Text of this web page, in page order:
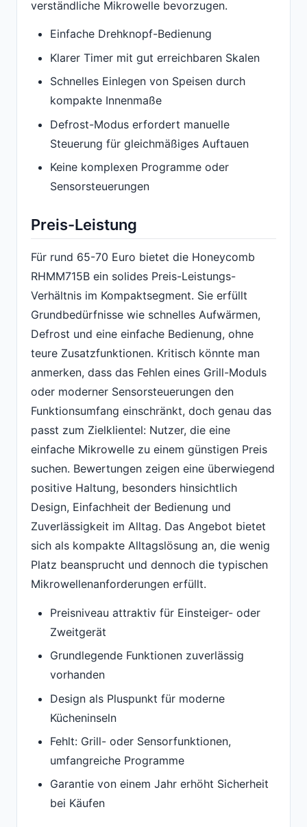
verständliche Mikrowelle bevorzugen.
Einfache Drehknopf-Bedienung
Klarer Timer mit gut erreichbaren Skalen
Schnelles Einlegen von Speisen durch
kompakte Innenmaße
Defrost-Modus erfordert manuelle
Steuerung für gleichmäßiges Auftauen
Keine komplexen Programme oder
Sensorsteuerungen
Preis-Leistung
Für rund 65-70 Euro bietet die Honeycomb
RHMM715B ein solides Preis-Leistungs-
Verhältnis im Kompaktsegment. Sie erfüllt
Grundbedürfnisse wie schnelles Aufwärmen,
Defrost und eine einfache Bedienung, ohne
teure Zusatzfunktionen. Kritisch könnte man
anmerken, dass das Fehlen eines Grill-Moduls
oder moderner Sensorsteuerungen den
Funktionsumfang einschränkt, doch genau das
passt zum Zielklientel: Nutzer, die eine
einfache Mikrowelle zu einem günstigen Preis
suchen. Bewertungen zeigen eine überwiegend
positive Haltung, besonders hinsichtlich
Design, Einfachheit der Bedienung und
Zuverlässigkeit im Alltag. Das Angebot bietet
sich als kompakte Alltagslösung an, die wenig
Platz beansprucht und dennoch die typischen
Mikrowellenanforderungen erfüllt.
Preisniveau attraktiv für Einsteiger- oder
Zweitgerät
Grundlegende Funktionen zuverlässig
vorhanden
Design als Pluspunkt für moderne
Kücheninseln
Fehlt: Grill- oder Sensorfunktionen,
umfangreiche Programme
Garantie von einem Jahr erhöht Sicherheit
bei Käufen